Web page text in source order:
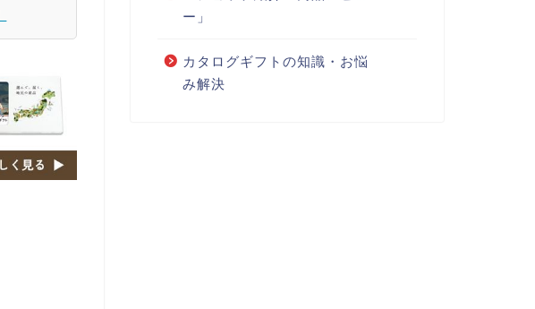
ー」
カタログギフトの知識・お悩
み解決